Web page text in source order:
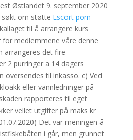
Østlandet 9. september 2020
søkt om støtte Escort porn
til å arrangere kurs
medlemmene våre denne
arrangeres det fire
2 purringer a 14 dagers
oversendes til inkasso. c) Ved
eller vannledninger på
rapporteres til eget
vellet utgifter på maks kr
Det var meningen å
i går, men grunnet